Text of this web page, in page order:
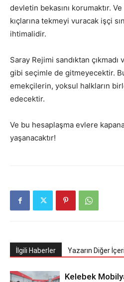
devletin bekasını korumaktır.
kıçlarına tekmeyi vuracak işçi
ihtimalidir.
Saray Rejimi sandıktan
gibi seçimle de gitmeyecektir.
emekçilerin, yoksul halkların
edecektir.
Ve bu hesaplaşma evlere
yaşanacaktır!
İlgili Haberler Yazarın Diğer
Kelebek